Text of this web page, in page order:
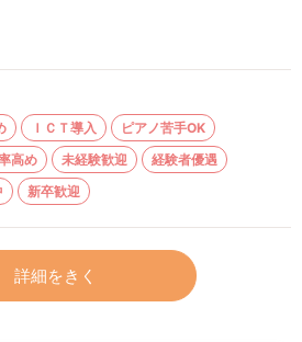
ＩＣＴ導入
ピアノ苦手OK
高め 未経験歓迎
経験者優遇
新卒歓迎
詳細をきく